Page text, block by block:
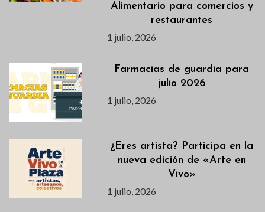
Alimentario para comercios y
restaurantes
1 julio, 2026
Farmacias de guardia para
julio 2026
1 julio, 2026
¿Eres artista? Participa en la
nueva edición de «Arte en
Vivo»
1 julio, 2026